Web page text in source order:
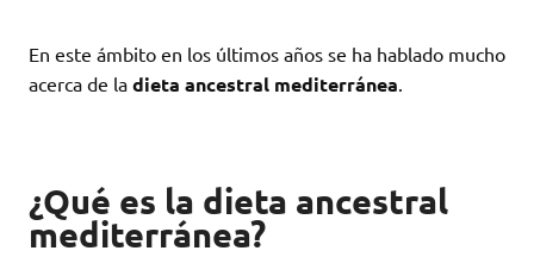
En este ámbito en los últimos años se ha hablado mucho
acerca de la dieta ancestral mediterránea.
¿Qué es la dieta ancestral
mediterránea?